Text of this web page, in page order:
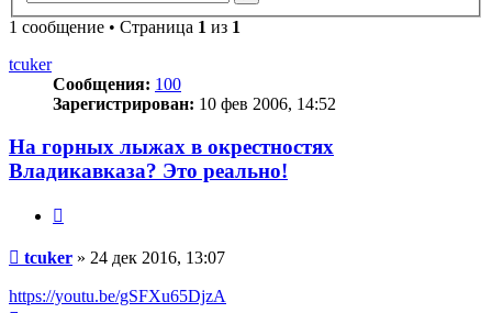
1 сообщение • Страница 1 из 1
tcuker
Сообщения: 100
Зарегистрирован: 10 фев 2006, 14:52
На горных лыжах в окрестностях
Владикавказа? Это реально!
Сообщение
tcuker » 24 дек 2016, 13:07
https://youtu.be/gSFXu65DjzA